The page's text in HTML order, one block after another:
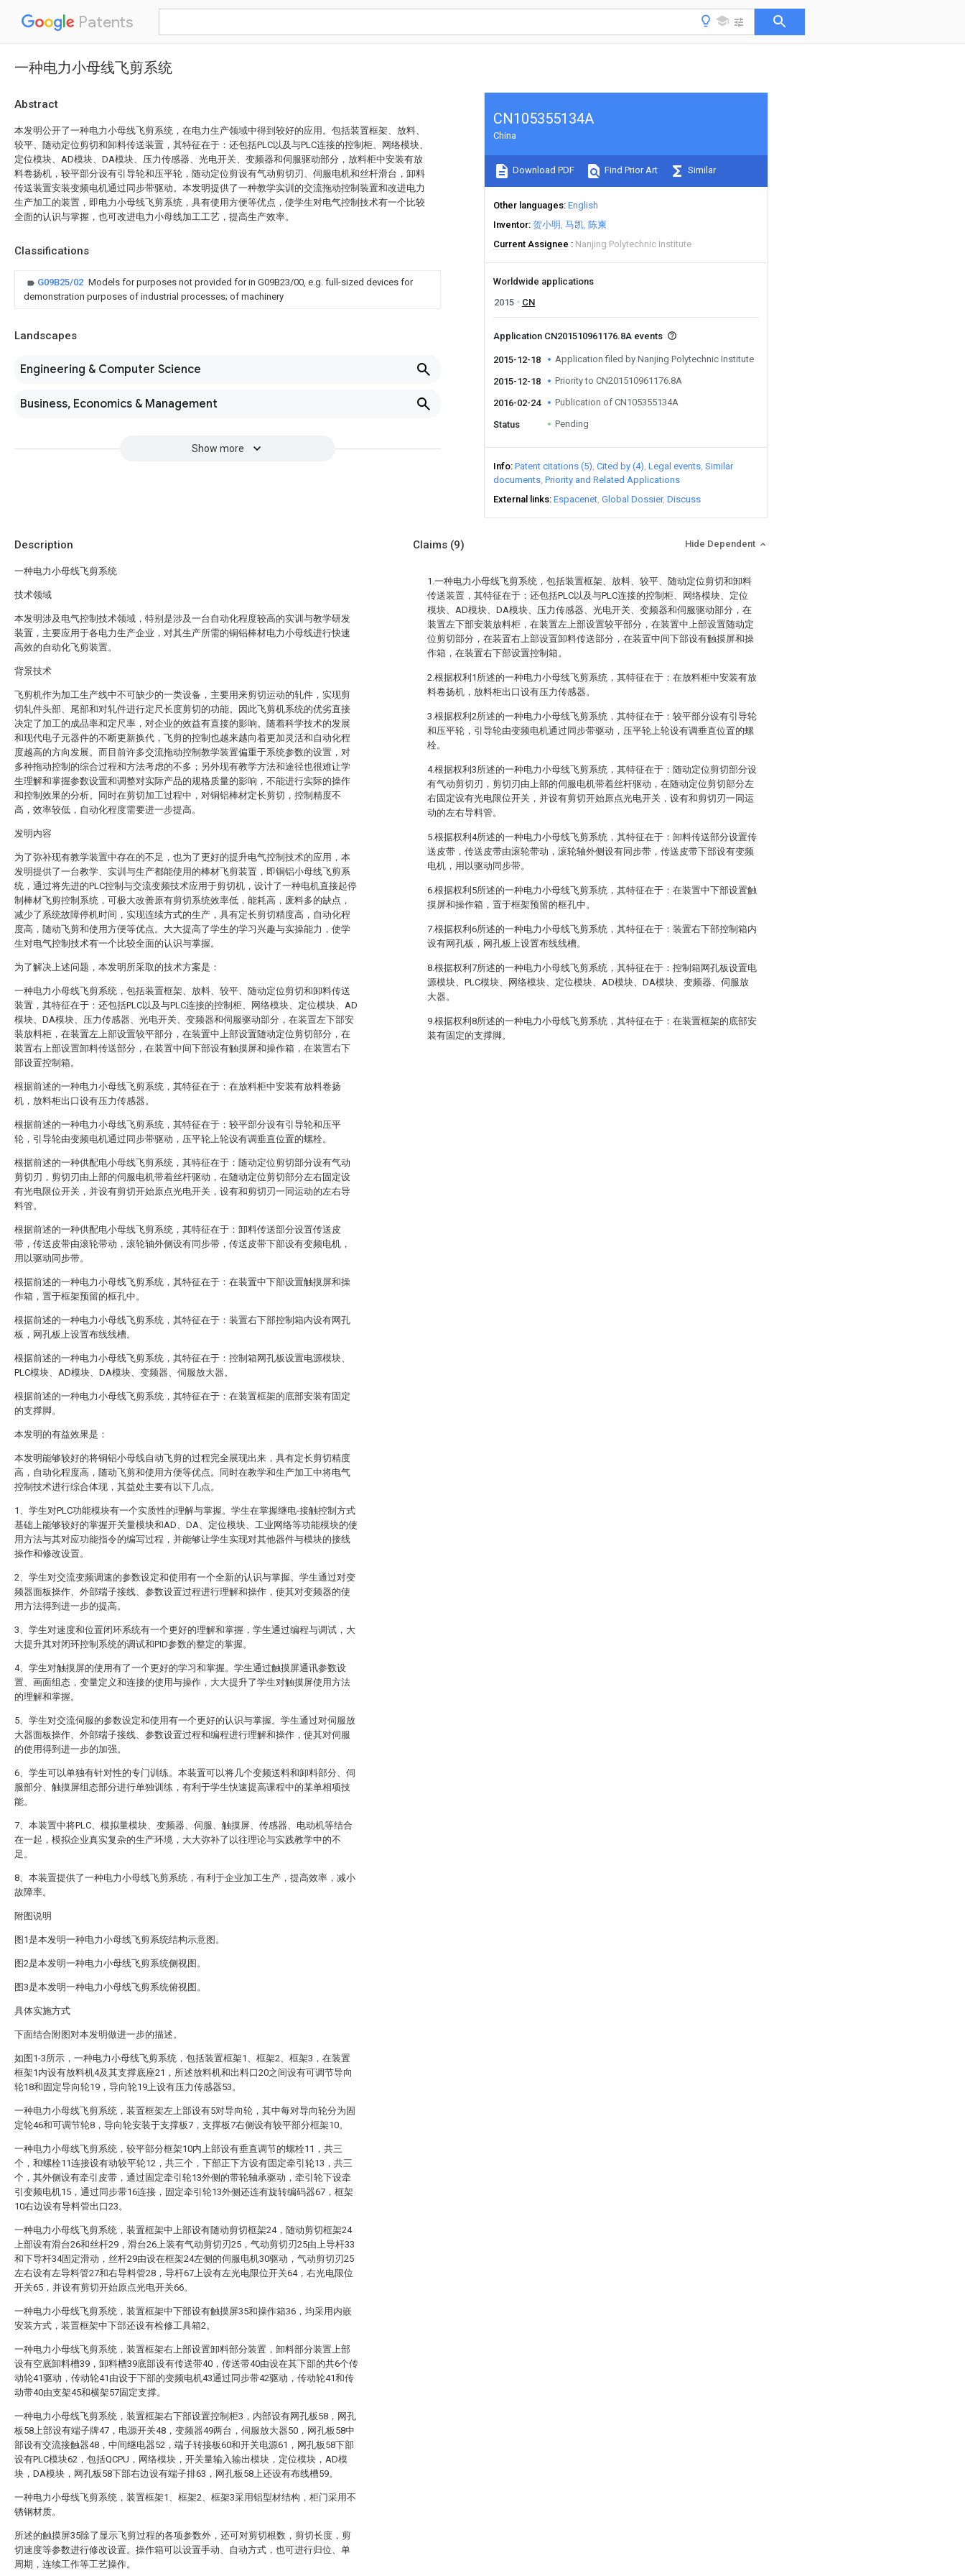
Patents
一种电力小母线飞剪系统
Abstract
本发明公开了一种电力小母线飞剪系统，在电力生产领域中得到较好的应用。包括装置框架、放料、
较平、随动定位剪切和卸料传送装置，其特征在于：还包括PLC以及与PLC连接的控制柜、网络模块、
定位模块、AD模块、DA模块、压力传感器、光电开关、变频器和伺服驱动部分，放料柜中安装有放
料卷扬机，较平部分设有引导轮和压平轮，随动定位剪设有气动剪切刃、伺服电机和丝杆滑台，卸料
传送装置安装变频电机通过同步带驱动。本发明提供了一种教学实训的交流拖动控制装置和改进电力
生产加工的装置，即电力小母线飞剪系统，具有使用方便等优点，使学生对电气控制技术有一个比较
全面的认识与掌握，也可改进电力小母线加工工艺，提高生产效率。
Classifications
G09B25/02 Models for purposes not provided for in G09B23/00, e.g. full-sized devices for
demonstration purposes of industrial processes; of machinery
Landscapes
Engineering & Computer Science
Business, Economics & Management
Show more
CN105355134A
China
Download PDF Find Prior Art Similar
Other languages English
Inventor 贺小明 马凯 陈柬
Current Assignee
Nanjing Polytechnic Institute
Worldwide applications
2015
CN
Application CN201510961176.8A events
2015-12-18 Application filed by Nanjing Polytechnic Institute
2015-12-18 Priority to CN201510961176.8A
2016-02-24 Publication of CN105355134A
Status Pending
Info Patent citations (5) Cited by (4) Legal events Similar
documents Priority and Related Applications
External links Espacenet Global Dossier Discuss
Description
一种电力小母线飞剪系统
技术领域
本发明涉及电气控制技术领域，特别是涉及一台自动化程度较高的实训与教学研发
装置，主要应用于各电力生产企业，对其生产所需的铜铝棒材电力小母线进行快速
高效的自动化飞剪装置。
背景技术
飞剪机作为加工生产线中不可缺少的一类设备，主要用来剪切运动的轧件，实现剪
切轧件头部、尾部和对轧件进行定尺长度剪切的功能。因此飞剪机系统的优劣直接
决定了加工的成品率和定尺率，对企业的效益有直接的影响。随着科学技术的发展
和现代电子元器件的不断更新换代，飞剪的控制也越来越向着更加灵活和自动化程
度越高的方向发展。而目前许多交流拖动控制教学装置偏重于系统参数的设置，对
多种拖动控制的综合过程和方法考虑的不多；另外现有教学方法和途径也很难让学
生理解和掌握参数设置和调整对实际产品的规格质量的影响，不能进行实际的操作
和控制效果的分析。同时在剪切加工过程中，对铜铝棒材定长剪切，控制精度不
高，效率较低，自动化程度需要进一步提高。
发明内容
为了弥补现有教学装置中存在的不足，也为了更好的提升电气控制技术的应用，本
发明提供了一台教学、实训与生产都能使用的棒材飞剪装置，即铜铝小母线飞剪系
统，通过将先进的PLC控制与交流变频技术应用于剪切机，设计了一种电机直接起停
制棒材飞剪控制系统，可极大改善原有剪切系统效率低，能耗高，废料多的缺点，
减少了系统故障停机时间，实现连续方式的生产，具有定长剪切精度高，自动化程
度高，随动飞剪和使用方便等优点。大大提高了学生的学习兴趣与实操能力，使学
生对电气控制技术有一个比较全面的认识与掌握。
为了解决上述问题，本发明所采取的技术方案是：
一种电力小母线飞剪系统，包括装置框架、放料、较平、随动定位剪切和卸料传送
装置，其特征在于：还包括PLC以及与PLC连接的控制柜、网络模块、定位模块、AD
模块、DA模块、压力传感器、光电开关、变频器和伺服驱动部分，在装置左下部安
装放料柜，在装置左上部设置较平部分，在装置中上部设置随动定位剪切部分，在
装置右上部设置卸料传送部分，在装置中间下部设有触摸屏和操作箱，在装置右下
部设置控制箱。
根据前述的一种电力小母线飞剪系统，其特征在于：在放料柜中安装有放料卷扬
机，放料柜出口设有压力传感器。
根据前述的一种电力小母线飞剪系统，其特征在于：较平部分设有引导轮和压平
轮，引导轮由变频电机通过同步带驱动，压平轮上轮设有调垂直位置的螺栓。
根据前述的一种供配电小母线飞剪系统，其特征在于：随动定位剪切部分设有气动
剪切刃，剪切刃由上部的伺服电机带着丝杆驱动，在随动定位剪切部分左右固定设
有光电限位开关，并设有剪切开始原点光电开关，设有和剪切刃一同运动的左右导
料管。
根据前述的一种供配电小母线飞剪系统，其特征在于：卸料传送部分设置传送皮
带，传送皮带由滚轮带动，滚轮轴外侧设有同步带，传送皮带下部设有变频电机，
用以驱动同步带。
根据前述的一种电力小母线飞剪系统，其特征在于：在装置中下部设置触摸屏和操
作箱，置于框架预留的框孔中。
根据前述的一种电力小母线飞剪系统，其特征在于：装置右下部控制箱内设有网孔
板，网孔板上设置布线线槽。
根据前述的一种电力小母线飞剪系统，其特征在于：控制箱网孔板设置电源模块、
PLC模块、AD模块、DA模块、变频器、伺服放大器。
根据前述的一种电力小母线飞剪系统，其特征在于：在装置框架的底部安装有固定
的支撑脚。
本发明的有益效果是：
本发明能够较好的将铜铝小母线自动飞剪的过程完全展现出来，具有定长剪切精度
高，自动化程度高，随动飞剪和使用方便等优点。同时在教学和生产加工中将电气
控制技术进行综合体现，其益处主要有以下几点。
1、学生对PLC功能模块有一个实质性的理解与掌握。学生在掌握继电-接触控制方式
基础上能够较好的掌握开关量模块和AD、DA、定位模块、工业网络等功能模块的使
用方法与其对应功能指令的编写过程，并能够让学生实现对其他器件与模块的接线
操作和修改设置。
2、学生对交流变频调速的参数设定和使用有一个全新的认识与掌握。学生通过对变
频器面板操作、外部端子接线、参数设置过程进行理解和操作，使其对变频器的使
用方法得到进一步的提高。
3、学生对速度和位置闭环系统有一个更好的理解和掌握，学生通过编程与调试，大
大提升其对闭环控制系统的调试和PID参数的整定的掌握。
4、学生对触摸屏的使用有了一个更好的学习和掌握。学生通过触摸屏通讯参数设
置、画面组态，变量定义和连接的使用与操作，大大提升了学生对触摸屏使用方法
的理解和掌握。
5、学生对交流伺服的参数设定和使用有一个更好的认识与掌握。学生通过对伺服放
大器面板操作、外部端子接线、参数设置过程和编程进行理解和操作，使其对伺服
的使用得到进一步的加强。
6、学生可以单独有针对性的专门训练。本装置可以将几个变频送料和卸料部分、伺
服部分、触摸屏组态部分进行单独训练，有利于学生快速提高课程中的某单相项技
能。
7、本装置中将PLC、模拟量模块、变频器、伺服、触摸屏、传感器、电动机等结合
在一起，模拟企业真实复杂的生产环境，大大弥补了以往理论与实践教学中的不
足。
8、本装置提供了一种电力小母线飞剪系统，有利于企业加工生产，提高效率，减小
故障率。
附图说明
图1是本发明一种电力小母线飞剪系统结构示意图。
图2是本发明一种电力小母线飞剪系统侧视图。
图3是本发明一种电力小母线飞剪系统俯视图。
具体实施方式
下面结合附图对本发明做进一步的描述。
如图1-3所示，一种电力小母线飞剪系统，包括装置框架1、框架2、框架3，在装置
框架1内设有放料机4及其支撑底座21，所述放料机和出料口20之间设有可调节导向
轮18和固定导向轮19，导向轮19上设有压力传感器53。
一种电力小母线飞剪系统，装置框架左上部设有5对导向轮，其中每对导向轮分为固
定轮46和可调节轮8，导向轮安装于支撑板7，支撑板7右侧设有较平部分框架10。
一种电力小母线飞剪系统，较平部分框架10内上部设有垂直调节的螺栓11，共三
个，和螺栓11连接设有动较平轮12，共三个，下部正下方设有固定牵引轮13，共三
个，其外侧设有牵引皮带，通过固定牵引轮13外侧的带轮轴承驱动，牵引轮下设牵
引变频电机15，通过同步带16连接，固定牵引轮13外侧还连有旋转编码器67，框架
10右边设有导料管出口23。
一种电力小母线飞剪系统，装置框架中上部设有随动剪切框架24，随动剪切框架24
上部设有滑台26和丝杆29，滑台26上装有气动剪切刃25，气动剪切刃25由上导杆33
和下导杆34固定滑动，丝杆29由设在框架24左侧的伺服电机30驱动，气动剪切刃25
左右设有左导料管27和右导料管28，导杆67上设有左光电限位开关64，右光电限位
开关65，并设有剪切开始原点光电开关66。
一种电力小母线飞剪系统，装置框架中下部设有触摸屏35和操作箱36，均采用内嵌
安装方式，装置框架中下部还设有检修工具箱2。
一种电力小母线飞剪系统，装置框架右上部设置卸料部分装置，卸料部分装置上部
设有空底卸料槽39，卸料槽39底部设有传送带40，传送带40由设在其下部的共6个传
动轮41驱动，传动轮41由设于下部的变频电机43通过同步带42驱动，传动轮41和传
动带40由支架45和横架57固定支撑。
一种电力小母线飞剪系统，装置框架右下部设置控制柜3，内部设有网孔板58，网孔
板58上部设有端子牌47，电源开关48，变频器49两台，伺服放大器50，网孔板58中
部设有交流接触器48，中间继电器52，端子转接板60和开关电源61，网孔板58下部
设有PLC模块62，包括QCPU，网络模块，开关量输入输出模块，定位模块，AD模
块，DA模块，网孔板58下部右边设有端子排63，网孔板58上还设有布线槽59。
一种电力小母线飞剪系统，装置框架1、框架2、框架3采用铝型材结构，柜门采用不
锈钢材质。
所述的触摸屏35除了显示飞剪过程的各项参数外，还可对剪切根数，剪切长度，剪
切速度等参数进行修改设置。操作箱可以设置手动、自动方式，也可进行归位、单
周期，连续工作等工艺操作。
Claims (9) Hide Dependent
1.一种电力小母线飞剪系统，包括装置框架、放料、较平、随动定位剪切和卸料
传送装置，其特征在于：还包括PLC以及与PLC连接的控制柜、网络模块、定位
模块、AD模块、DA模块、压力传感器、光电开关、变频器和伺服驱动部分，在
装置左下部安装放料柜，在装置左上部设置较平部分，在装置中上部设置随动定
位剪切部分，在装置右上部设置卸料传送部分，在装置中间下部设有触摸屏和操
作箱，在装置右下部设置控制箱。
2.根据权利1所述的一种电力小母线飞剪系统，其特征在于：在放料柜中安装有放
料卷扬机，放料柜出口设有压力传感器。
3.根据权利2所述的一种电力小母线飞剪系统，其特征在于：较平部分设有引导轮
和压平轮，引导轮由变频电机通过同步带驱动，压平轮上轮设有调垂直位置的螺
栓。
4.根据权利3所述的一种电力小母线飞剪系统，其特征在于：随动定位剪切部分设
有气动剪切刃，剪切刃由上部的伺服电机带着丝杆驱动，在随动定位剪切部分左
右固定设有光电限位开关，并设有剪切开始原点光电开关，设有和剪切刃一同运
动的左右导料管。
5.根据权利4所述的一种电力小母线飞剪系统，其特征在于：卸料传送部分设置传
送皮带，传送皮带由滚轮带动，滚轮轴外侧设有同步带，传送皮带下部设有变频
电机，用以驱动同步带。
6.根据权利5所述的一种电力小母线飞剪系统，其特征在于：在装置中下部设置触
摸屏和操作箱，置于框架预留的框孔中。
7.根据权利6所述的一种电力小母线飞剪系统，其特征在于：装置右下部控制箱内
设有网孔板，网孔板上设置布线线槽。
8.根据权利7所述的一种电力小母线飞剪系统，其特征在于：控制箱网孔板设置电
源模块、PLC模块、网络模块、定位模块、AD模块、DA模块、变频器、伺服放
大器。
9.根据权利8所述的一种电力小母线飞剪系统，其特征在于：在装置框架的底部安
装有固定的支撑脚。